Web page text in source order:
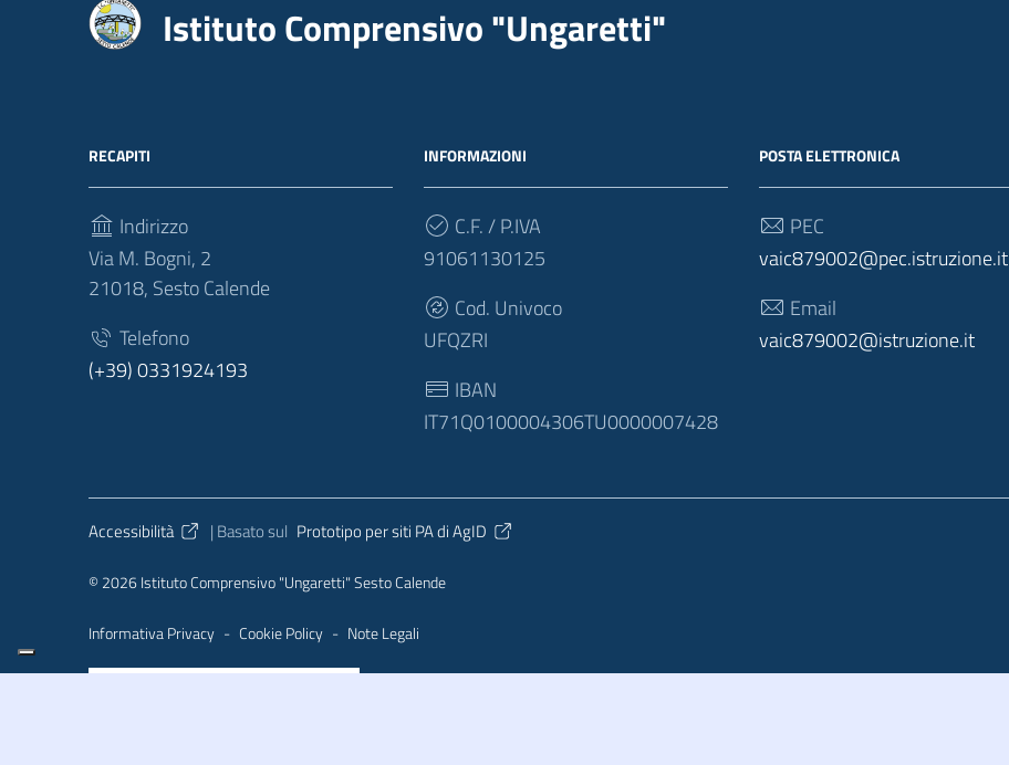
Istituto Comprensivo "Ungaretti"
RECAPITI
Indirizzo
Via M. Bogni, 2
21018, Sesto Calende
Telefono
(+39) 0331924193
INFORMAZIONI
C.F. / P.IVA
91061130125
Cod. Univoco
UFQZRI
IBAN
IT71Q0100004306TU0000007428
POSTA ELETTRONICA
PEC
vaic879002@pec.istruzione.it
Email
vaic879002@istruzione.it
Sezione Link Utili
Accessibilità | Basato sul Prototipo per siti PA di AgID
© 2026 Istituto Comprensivo "Ungaretti" Sesto Calende
Informativa Privacy - Cookie Policy - Note Legali